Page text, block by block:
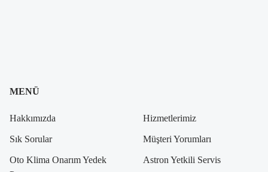
MENÜ
Hakkımızda Hizmetlerimiz
Sık Sorular Müşteri Yorumları
Oto Klima Onarım Yedek
Astron Yetkili Servis